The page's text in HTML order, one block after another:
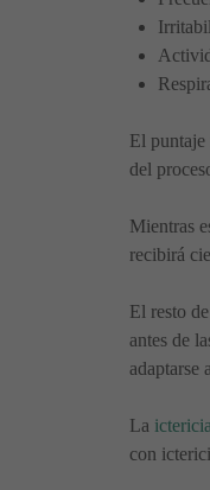
El puntaje
del
Mientras
recibirá
El resto
antes de
adaptarse
La
con